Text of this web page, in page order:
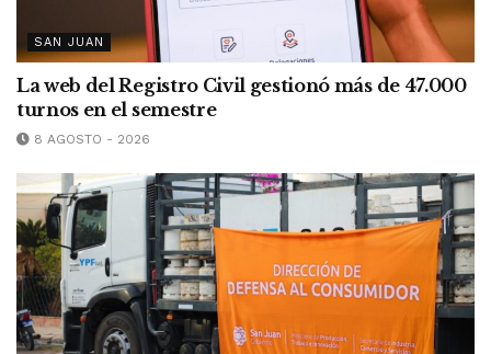
SAN JUAN
La web del Registro Civil gestionó más de 47.000
turnos en el semestre
8 AGOSTO - 2026